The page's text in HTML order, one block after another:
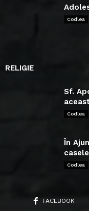
Codlea
RELIGIE
Sf.
Codlea
În
Codlea
FACEBOOK